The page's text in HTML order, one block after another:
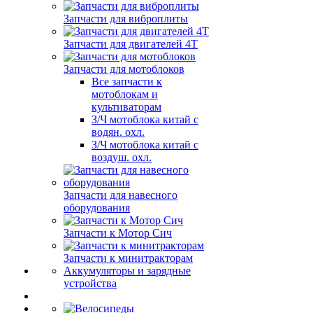
Запчасти для виброплиты
Запчасти для двигателей 4Т
Запчасти для мотоблоков
Все запчасти к
мотоблокам и
культиваторам
З/Ч мотоблока китай с
водян. охл.
З/Ч мотоблока китай с
воздуш. охл.
Запчасти для навесного
оборудования
Запчасти к Мотор Сич
Запчасти к минитракторам
Аккумуляторы и зарядные
устройства